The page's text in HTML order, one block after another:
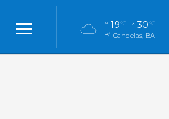
19°C 30°C
Candeias, BA